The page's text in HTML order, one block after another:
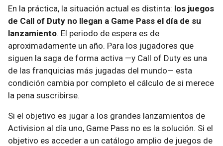
En la práctica, la situación actual es distinta: los juegos
de Call of Duty no llegan a Game Pass el día de su
lanzamiento. El periodo de espera es de
aproximadamente un año. Para los jugadores que
siguen la saga de forma activa —y Call of Duty es una
de las franquicias más jugadas del mundo— esta
condición cambia por completo el cálculo de si merece
la pena suscribirse.
Si el objetivo es jugar a los grandes lanzamientos de
Activision al día uno, Game Pass no es la solución. Si el
objetivo es acceder a un catálogo amplio de juegos de